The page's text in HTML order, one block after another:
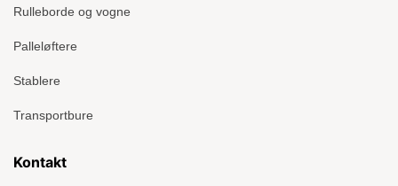
Rulleborde og vogne
Palleløftere
Stablere
Transportbure
Kontakt